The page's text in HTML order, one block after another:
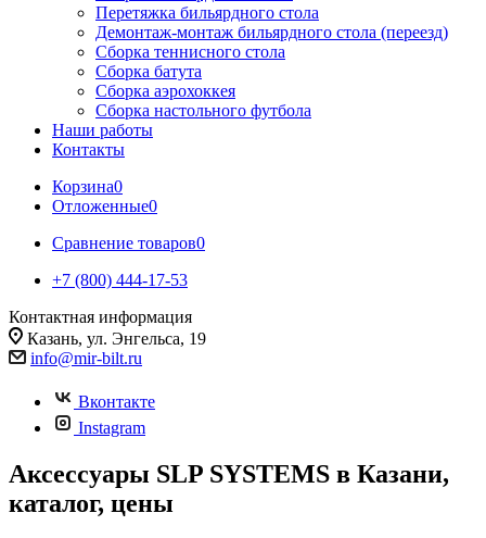
Перетяжка бильярдного стола
Демонтаж-монтаж бильярдного стола (переезд)
Сборка теннисного стола
Сборка батута
Сборка аэрохоккея
Сборка настольного футбола
Наши работы
Контакты
Корзина0
Отложенные0
Сравнение товаров0
+7 (800) 444-17-53
Контактная информация
Казань, ул. Энгельса, 19
info@mir-bilt.ru
Вконтакте
Instagram
Аксессуары SLP SYSTEMS в Казани,
каталог, цены